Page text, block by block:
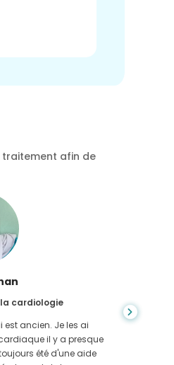
afin de
cardiologie
est ancien. Je les ai
il y a presque
été d'une aide